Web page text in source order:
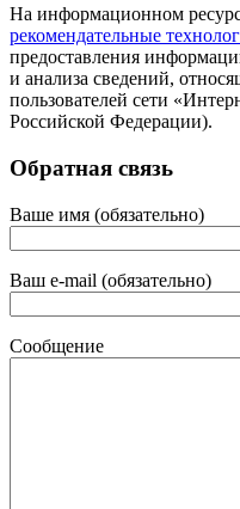
На информационном
рекомендательные
предоставления
и анализа сведений,
пользователей сети
Российской Федерации).
Обратная связь
Ваше имя (обязательно)
Ваш e-mail (обязательно)
Сообщение